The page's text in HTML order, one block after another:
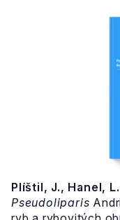
Plíštil, J., Hanel,
Pseudoliparis